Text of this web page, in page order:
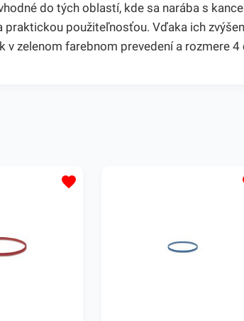
do tých oblastí, kde sa narába s
praktickou použiteľnosťou. Vďaka ich
v zelenom farebnom prevedení a rozmere